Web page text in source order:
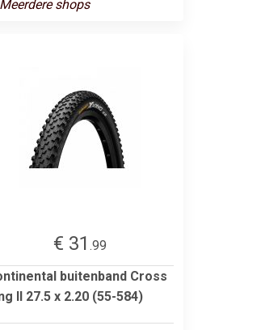
Meerdere shops
€ 31 .99
buitenband Cross
II 27.5 x 2.20 (55-584)